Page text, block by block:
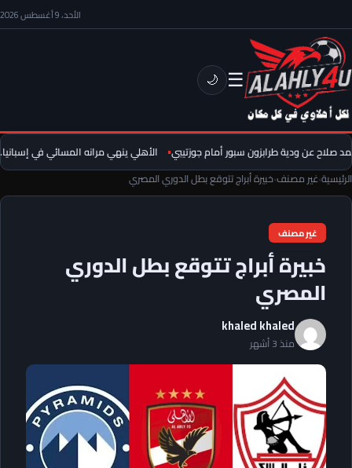
الأحد، 9 أغسطس 2026
☰
🌙
عن ودية طرابزون سبور أمام جوزتيبي
الأهلي ينهي مرانه المسائي في
الرئيسية›غير مصنف›خبيرة أبراج تتوقع بطل الدوري المصري
غير مصنف
خبيرة أبراج تتوقع بطل الدوري
المصري
khaled khaled
منذ 3 أشهر